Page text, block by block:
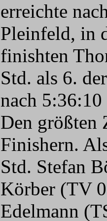
erreichte
Pleinfeld, in
finishten
Std. als 6.
nach
Den größten
Finishern.
Std. Stefan
Körber (TV
Edelmann